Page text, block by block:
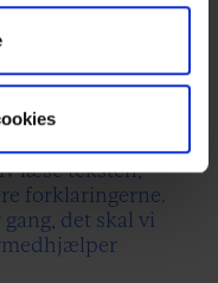
ved at
tankekraft. At
manuelt er hårdt
læse teksten,
forklaringerne.
det skal vi